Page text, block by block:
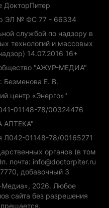
ДокторПитер
ЭЛ № ФС 77 - 66334
службой по надзору в
технологий и массовых
14.07.2016 16+
"АЖУР-МЕДИА"
Безменова Е. В.
центр «Энерго»"
01148-78/00324476
Л042-01148-78/00165271
органов (в том
почта: info@doctorpiter.ru
добавочный 3
2026. Любое
сайта без разрешения